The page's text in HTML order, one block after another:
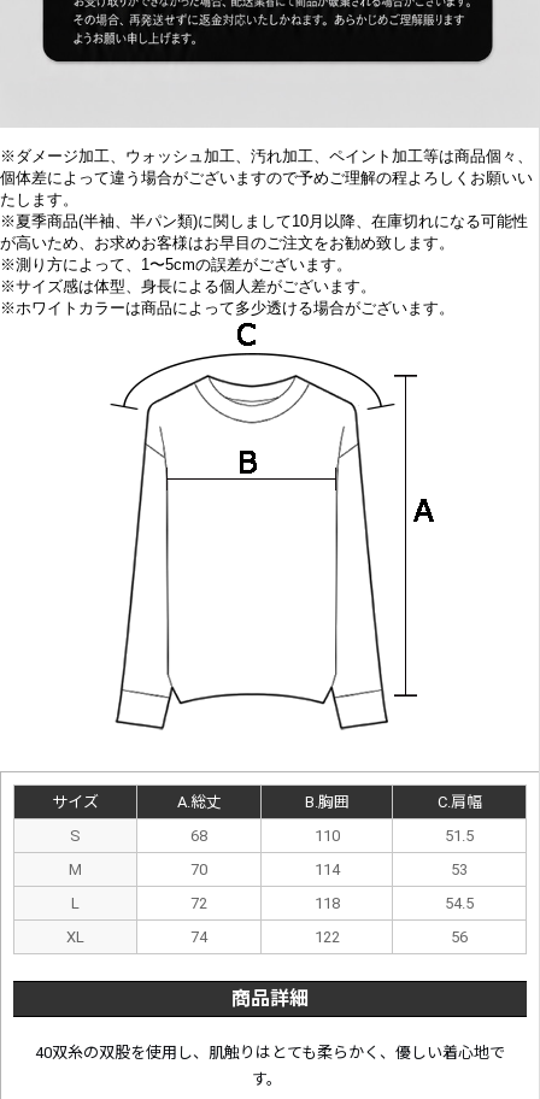
※ダメージ加工、ウォッシュ加工、汚れ加工、ペイント加工等は商品個々、
個体差によって違う場合がございますので予めご理解の程よろしくお願いい
たします。
※ 夏季商品(半袖、半パン類)に関しまして10月以降、在庫切れになる可能性
が高いため、お求めお客様はお早目のご注文をお勧め致します。
※測り方によって、1〜5cmの誤差がございます。
※サイズ感は体型、身長による個人差がございます。
※ホワイトカラーは商品によって多少透ける場合がございます。
サイズ A.総丈 B.胸囲
C.肩幅
S
68 110
51.5
M
70 114
53
L
72 118
54.5
XL
74 122 56
商品詳細
40双糸の双股を使用し、肌触りはとても柔らかく、優しい着心地で
す。